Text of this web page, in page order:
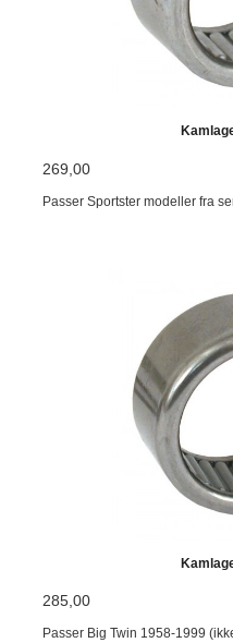
269,00
Passer Sportster modeller fra
285,00
Passer Big Twin 1958-1999